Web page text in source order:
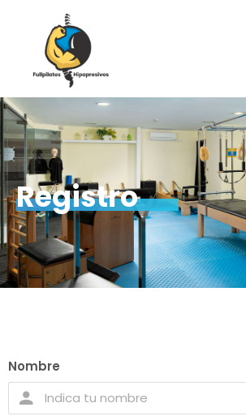
Registro
Nombre